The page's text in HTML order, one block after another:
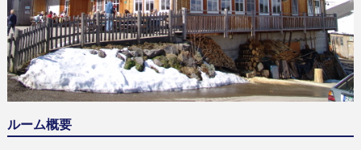
ルーム概要